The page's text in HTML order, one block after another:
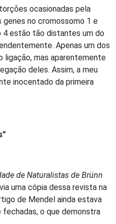
ocasionadas pela
genes no cromossomo 1 e
estão tão distantes um do
Apenas um dos
ligação, mas aparentemente
deles. Assim, a meu
inocentado da primeira
de Naturalistas de Brünn
uma cópia dessa revista na
de Mendel ainda estava
o que demonstra